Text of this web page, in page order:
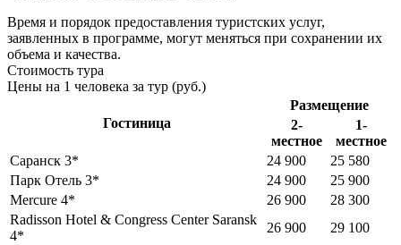
Время и порядок предоставления туристских услуг,
заявленных в программе, могут меняться при сохранении их
объема и качества.
Стоимость тура
Цены на 1 человека за тур (руб.)
Гостиница
Размещение
2-
местное
1-
местное
Саранск 3*
24 900
25 580
Парк Отель 3*
24 900
25 900
Mercure 4*
26 900
28 300
Radisson Hotel & Congress Center Saransk
4*
26 900
29 100